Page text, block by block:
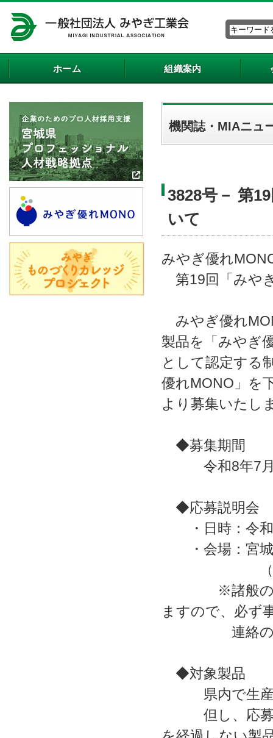
ホーム 組織案内
機関誌・MIAニュ
3828号－ 第
いて
みやぎ優れ
第19回「みや
みやぎ優れ
製品を「みやぎ
として認定する
優れMONO」を
より募集いたし
◆募集期間
令和8年7月1
◆応募説明会
・日時：令和
・会場：宮城
（仙台市
※諸般の事情
ますので、必ず
連絡の上、
◆対象製品
県内で生産さ
但し、応募時